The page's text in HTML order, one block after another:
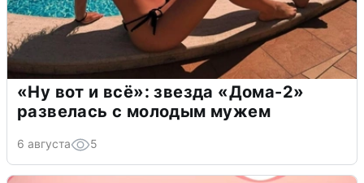
«Ну вот и всё»: звезда «Дома-2»
развелась с молодым мужем
6 августа 5